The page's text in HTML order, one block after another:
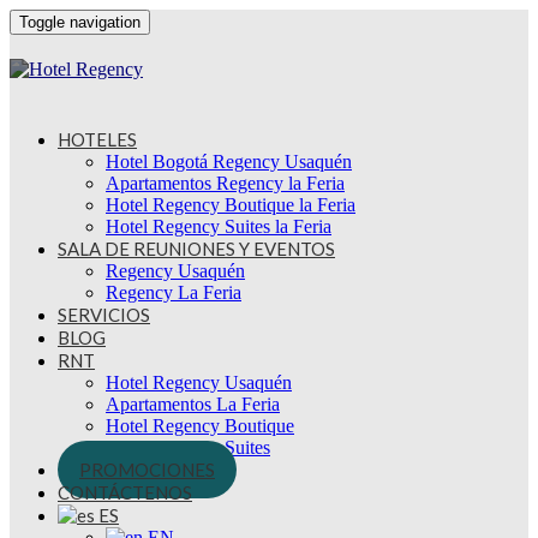
Toggle navigation
HOTELES
Hotel Bogotá Regency Usaquén
Apartamentos Regency la Feria
Hotel Regency Boutique la Feria
Hotel Regency Suites la Feria
SALA DE REUNIONES Y EVENTOS
Regency Usaquén
Regency La Feria
SERVICIOS
BLOG
RNT
Hotel Regency Usaquén
Apartamentos La Feria
Hotel Regency Boutique
Hotel Regency Suites
PROMOCIONES
CONTÁCTENOS
ES